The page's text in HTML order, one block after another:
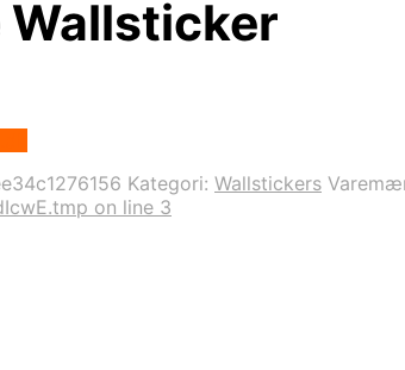
Wallsticker
kr..
Kategori: Wallstickers
on line 3